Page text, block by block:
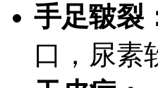
手足皲裂
口，尿素